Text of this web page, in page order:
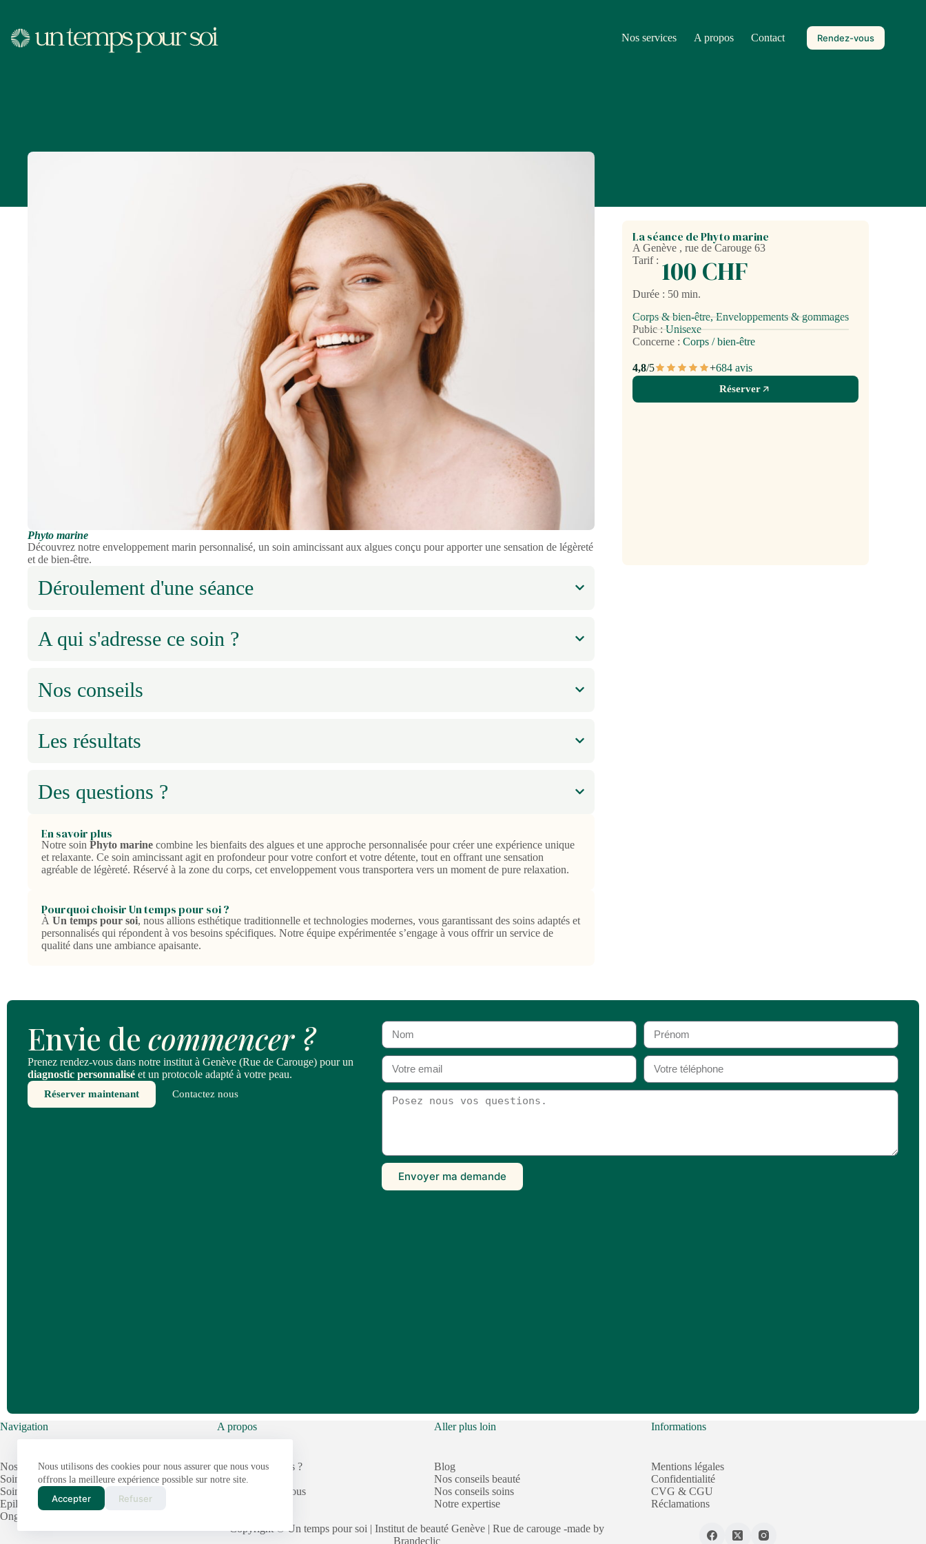
Nous utilisons des cookies pour nous assurer que nous vous
offrons la meilleure expérience possible sur notre site.
Accepter Refuser
Nos services A propos Contact Rendez-vous
Phyto marine
Découvrez notre enveloppement marin personnalisé, un soin amincissant aux algues conçu pour apporter une sensation de légèreté
et de bien-être.
Déroulement d'une séance
A qui s'adresse ce soin ?
Nos conseils
Les résultats
Des questions ?
En savoir plus
Notre soin Phyto marine combine les bienfaits des algues et une approche personnalisée pour créer une expérience unique
et relaxante. Ce soin amincissant agit en profondeur pour votre confort et votre détente, tout en offrant une sensation
agréable de légèreté. Réservé à la zone du corps, cet enveloppement vous transportera vers un moment de pure relaxation.
Pourquoi choisir Un temps pour soi ?
À Un temps pour soi, nous allions esthétique traditionnelle et technologies modernes, vous garantissant des soins adaptés et
personnalisés qui répondent à vos besoins spécifiques. Notre équipe expérimentée s’engage à vous offrir un service de
qualité dans une ambiance apaisante.
La séance de Phyto marine
A Genève , rue de Carouge 63
Tarif : 100 CHF
Durée : 50 min.
Corps & bien-être, Enveloppements & gommages
Pubic :Unisexe
Concerne : Corps / bien-être
4,8/5 +684 avis
Réserver
Envie de commencer ?
Prenez rendez-vous dans notre institut à Genève (Rue de Carouge) pour un
diagnostic personnalisé et un protocole adapté à votre peau.
Réserver maintenant Contactez nous
Envoyer ma demande
Navigation
Nos services
Soins visage
Soins du corps
Epilation
Onglerie
A propos
Qui sommes nous ?
Contact
Prendre rendez vous
Aller plus loin
Blog
Nos conseils beauté
Nos conseils soins
Notre expertise
Informations
Mentions légales
Confidentialité
CVG & CGU
Réclamations
Copyright © Un temps pour soi | Institut de beauté Genève | Rue de carouge -made by
Brandeclic